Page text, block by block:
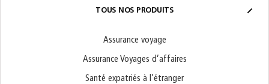
TOUS NOS PRODUITS
Assurance voyage
Assurance Voyages d’affaires
Santé expatriés à l’étranger